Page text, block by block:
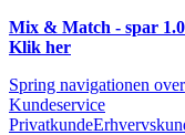
Mix & Match - spar
Klik her
Spring navigationen over
Kundeservice
Privatkunde